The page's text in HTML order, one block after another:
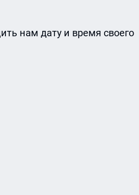
нам дату и время своего